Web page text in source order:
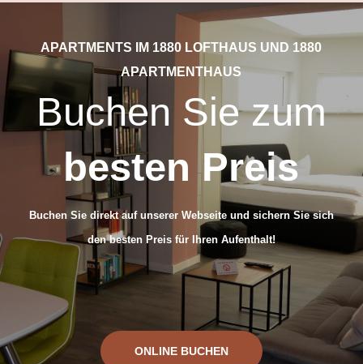
APARTMENTS IM 1880 LOFTHAUS UND 1880
APARTMENTHAUS
Buchen Sie zum
besten Preis
Buchen Sie direkt auf unserer Webseite und sichern Sie sich
den besten Preis für Ihren Aufenthalt!
ONLINE BUCHEN